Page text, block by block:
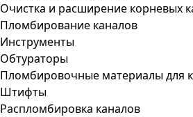
Очистка и расширение корневых
Пломбирование каналов
Инструменты
Обтураторы
Пломбировочные материалы для
Штифты
Распломбировка каналов